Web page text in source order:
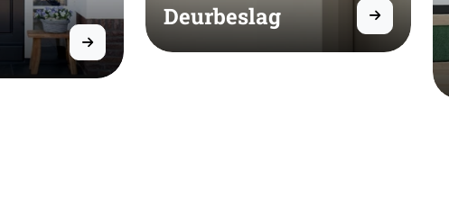
Deurbeslag